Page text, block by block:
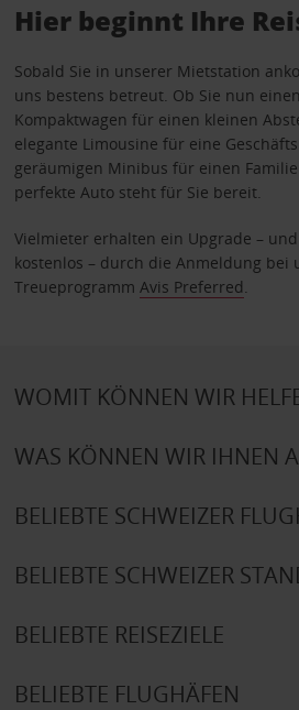
Hier beginnt Ihre
Sobald Sie in unserer Mietstation
uns bestens betreut. Ob Sie nun
Kompaktwagen für einen kleinen
elegante Limousine für eine
geräumigen Minibus für einen
perfekte Auto steht für Sie bereit.
Vielmieter erhalten ein Upgrade –
kostenlos – durch die Anmeldung bei
Treueprogramm Avis Preferred
WOMIT KÖNNEN WIR
WAS KÖNNEN WIR IHNEN
BELIEBTE SCHWEIZER
BELIEBTE SCHWEIZER
BELIEBTE REISEZIELE
BELIEBTE FLUGHÄFEN